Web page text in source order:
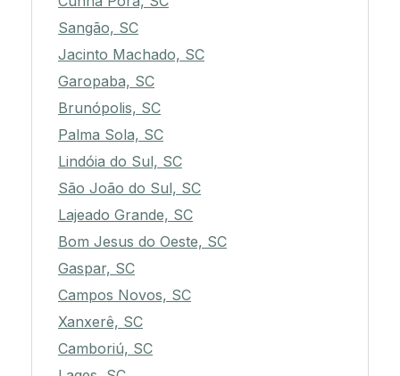
Sangão, SC
Jacinto Machado, SC
Garopaba, SC
Brunópolis, SC
Palma Sola, SC
Lindóia do Sul, SC
São João do Sul, SC
Lajeado Grande, SC
Bom Jesus do Oeste, SC
Gaspar, SC
Campos Novos, SC
Xanxerê, SC
Camboriú, SC